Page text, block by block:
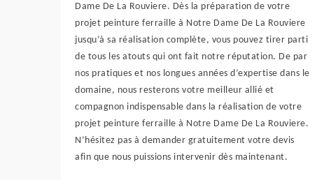
Dame De La Rouviere. Dès la préparation de votre
projet peinture ferraille à Notre Dame De La Rouviere
jusqu’à sa réalisation complète, vous pouvez tirer parti
de tous les atouts qui ont fait notre réputation. De par
nos pratiques et nos longues années d’expertise dans le
domaine, nous resterons votre meilleur allié et
compagnon indispensable dans la réalisation de votre
projet peinture ferraille à Notre Dame De La Rouviere.
N’hésitez pas à demander gratuitement votre devis
afin que nous puissions intervenir dès maintenant.